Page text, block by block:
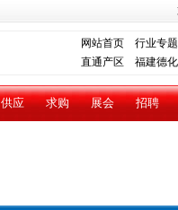
网站首页
行业专题
直通产区 福建德化
供应 求购 展会 招聘